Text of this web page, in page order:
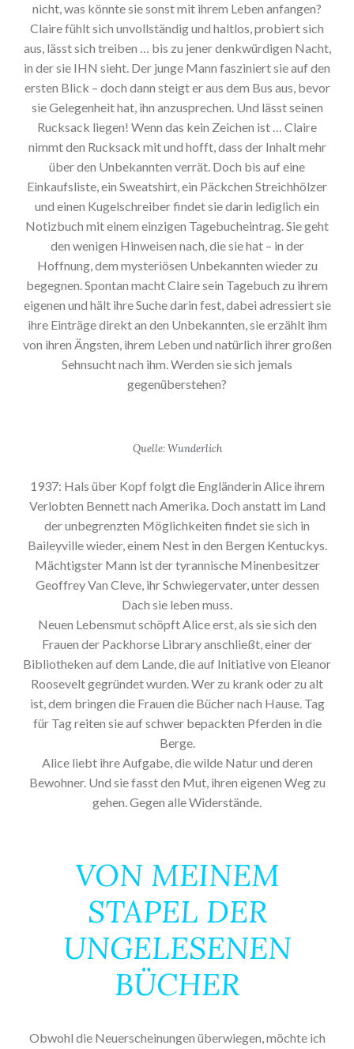
nicht, was könnte sie sonst mit ihrem Leben anfangen?
Claire fühlt sich unvollständig und haltlos, probiert sich
aus, lässt sich treiben … bis zu jener denkwürdigen Nacht,
in der sie IHN sieht. Der junge Mann fasziniert sie auf den
ersten Blick – doch dann steigt er aus dem Bus aus, bevor
sie Gelegenheit hat, ihn anzusprechen. Und lässt seinen
Rucksack liegen! Wenn das kein Zeichen ist … Claire
nimmt den Rucksack mit und hofft, dass der Inhalt mehr
über den Unbekannten verrät. Doch bis auf eine
Einkaufsliste, ein Sweatshirt, ein Päckchen Streichhölzer
und einen Kugelschreiber findet sie darin lediglich ein
Notizbuch mit einem einzigen Tagebucheintrag. Sie geht
den wenigen Hinweisen nach, die sie hat – in der
Hoffnung, dem mysteriösen Unbekannten wieder zu
begegnen. Spontan macht Claire sein Tagebuch zu ihrem
eigenen und hält ihre Suche darin fest, dabei adressiert sie
ihre Einträge direkt an den Unbekannten, sie erzählt ihm
von ihren Ängsten, ihrem Leben und natürlich ihrer großen
Sehnsucht nach ihm. Werden sie sich jemals
gegenüberstehen?
Quelle: Wunderlich
1937: Hals über Kopf folgt die Engländerin Alice ihrem
Verlobten Bennett nach Amerika. Doch anstatt im Land
der unbegrenzten Möglichkeiten findet sie sich in
Baileyville wieder, einem Nest in den Bergen Kentuckys.
Mächtigster Mann ist der tyrannische Minenbesitzer
Geoffrey Van Cleve, ihr Schwiegervater, unter dessen
Dach sie leben muss.
Neuen Lebensmut schöpft Alice erst, als sie sich den
Frauen der Packhorse Library anschließt, einer der
Bibliotheken auf dem Lande, die auf Initiative von Eleanor
Roosevelt gegründet wurden. Wer zu krank oder zu alt
ist, dem bringen die Frauen die Bücher nach Hause. Tag
für Tag reiten sie auf schwer bepackten Pferden in die
Berge.
Alice liebt ihre Aufgabe, die wilde Natur und deren
Bewohner. Und sie fasst den Mut, ihren eigenen Weg zu
gehen. Gegen alle Widerstände.
VON MEINEM
STAPEL DER
UNGELESENEN
BÜCHER
Obwohl die Neuerscheinungen überwiegen, möchte ich